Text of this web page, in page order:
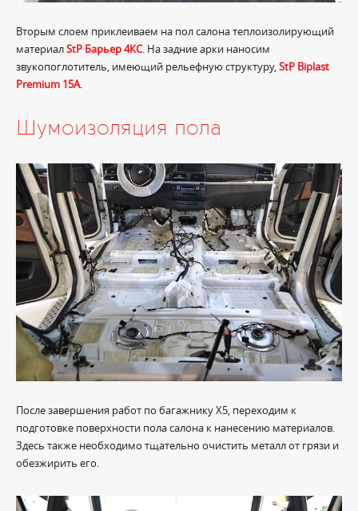
Вторым слоем приклеиваем на пол салона теплоизолирующий
материалStP Барьер 4КС. На задние арки наносим
звукопоглотитель, имеющий рельефную структуру,StP Biplast
Premium 15A.
Шумоизоляция пола
После завершения работ по багажнику X5, переходим к
подготовке поверхности пола салона к нанесению материалов.
Здесь также необходимо тщательно очистить металл от грязи и
обезжирить его.